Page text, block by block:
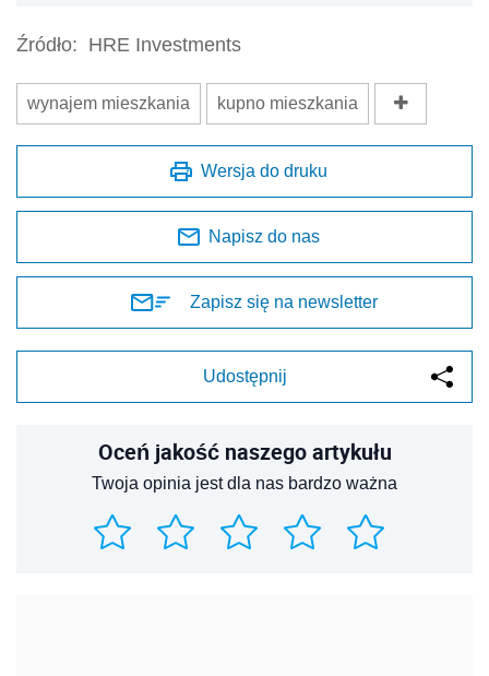
Źródło: HRE Investments
wynajem mieszkania kupno mieszkania
Wersja do druku
Napisz do nas
Zapisz się na newsletter
Udostępnij
Oceń jakość naszego artykułu
Twoja opinia jest dla nas bardzo ważna